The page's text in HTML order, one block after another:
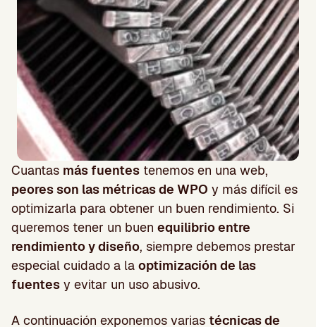
Cuantas más fuentes tenemos en una web,
peores son las métricas de WPO y más difícil es
optimizarla para obtener un buen rendimiento. Si
queremos tener un buen equilibrio entre
rendimiento y diseño, siempre debemos prestar
especial cuidado a la optimización de las
fuentes y evitar un uso abusivo.
A continuación exponemos varias técnicas de